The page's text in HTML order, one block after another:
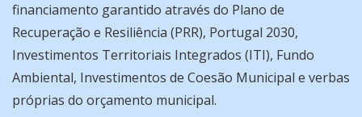
financiamento garantido através do Plano de
Recuperação e Resiliência (PRR), Portugal 2030,
Investimentos Territoriais Integrados (ITI), Fundo
Ambiental, Investimentos de Coesão Municipal e verbas
próprias do orçamento municipal.